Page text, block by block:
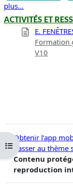
Ouvrir l’index du
plus…
ACTIVITÉS ET
E.
Formation
V10
Obtenir l’app
Passer au thème
Contenu
reproduction